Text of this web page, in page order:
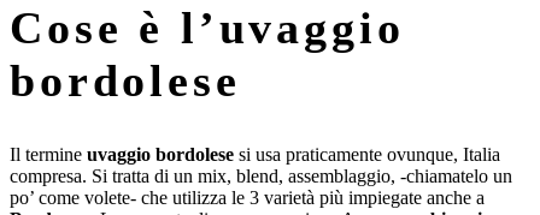
Cose è l’uvaggio
bordolese
Il termine uvaggio bordolese si usa praticamente ovunque, Italia
compresa. Si tratta di un mix, blend, assemblaggio, -chiamatelo un
po’ come volete- che utilizza le 3 varietà più impiegate anche a